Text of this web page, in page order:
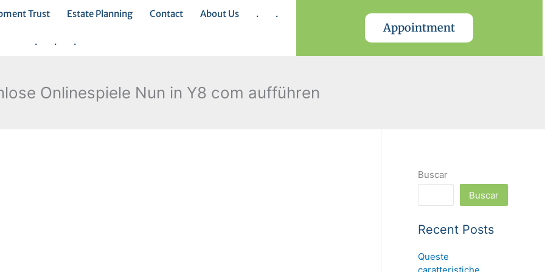
Trust Estate Planning Contact About Us . .
. . .
Appointment
Onlinespiele Nun in Y8 com aufführen
Buscar
Buscar
Recent Posts
Queste